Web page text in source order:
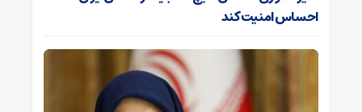
احساس امنیت کند